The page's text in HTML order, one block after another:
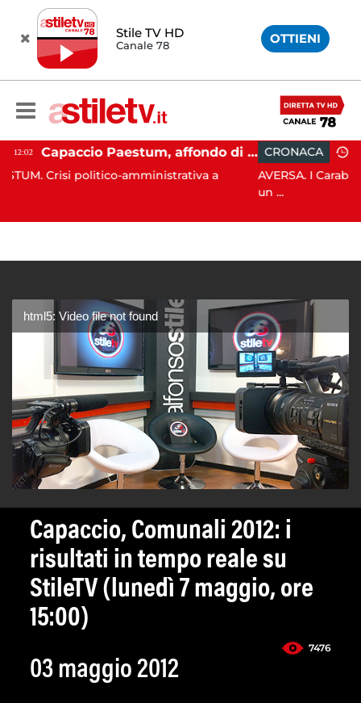
Stile TV HD
Canale 78 OTTIENI
Capaccio Paestum, affondo di Forza Italia: "Paolino è arrivato al capolinea"
amministrativa a
CRONACA 11:54
AVERSA. I Carabinieri Forestali di
html5: Video file not found
Capaccio, Comunali 2012: i
risultati in tempo reale su
StileTV (lunedì 7 maggio, ore
15:00)
7476
03 maggio 2012